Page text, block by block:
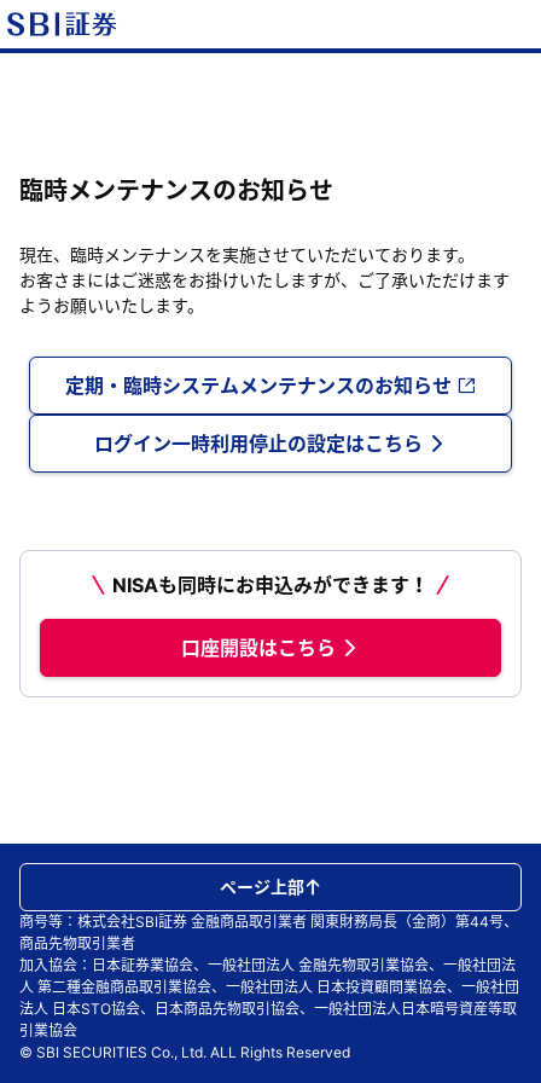
臨時メンテナンスのお知らせ
現在、臨時メンテナンスを実施させていただいております。
お客さまにはご迷惑をお掛けいたしますが、ご了承いただけます
ようお願いいたします。
定期・臨時システムメンテナンスのお知らせ
ログイン一時利用停止の設定はこちら
NISAも同時にお申込みができます！
口座開設はこちら
商号等：株式会社SBI証券 金融商品取引業者 関東財務局長（金商）第44号、
商品先物取引業者
加入協会：日本証券業協会、一般社団法人 金融先物取引業協会、一般社団法
人 第二種金融商品取引業協会、一般社団法人 日本投資顧問業協会、一般社団
法人 日本STO協会、日本商品先物取引協会、一般社団法人日本暗号資産等取
引業協会
© SBI SECURITIES Co., Ltd. ALL Rights Reserved
ページ上部